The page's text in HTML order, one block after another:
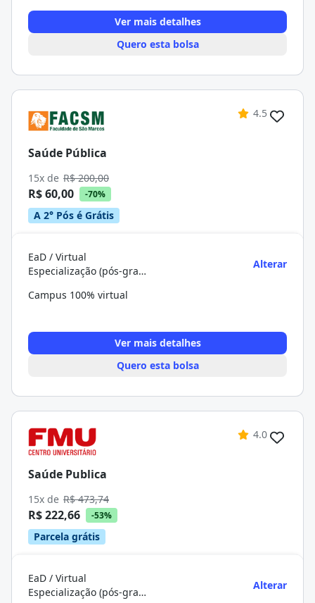
Ver mais detalhes
Quero esta bolsa
4.5
Saúde Pública
15x de R$ 200,00
R$ 60,00 -70%
A 2° Pós é Grátis
EaD / Virtual
Especialização (pós-graduação)
Alterar
Campus 100% virtual
Ver mais detalhes
Quero esta bolsa
4.0
Saúde Publica
15x de R$ 473,74
R$ 222,66 -53%
Parcela grátis
EaD / Virtual
Especialização (pós-graduação)
Alterar